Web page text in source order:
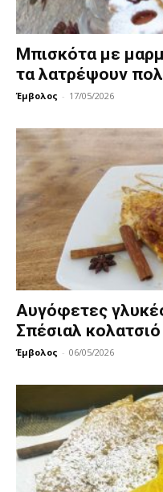
Μπισκότα με
τα λατρέψουν
Έμβολος - 17/05/2026
Αυγόφετες
Σπέσιαλ κολατσιό
Έμβολος - 06/05/2026